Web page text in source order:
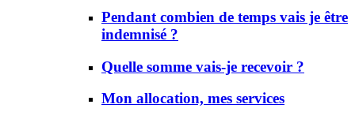
Pendant combien de temps vais je être
indemnisé ?
Quelle somme vais-je recevoir ?
Mon allocation, mes services